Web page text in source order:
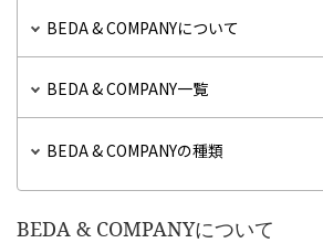
BEDA & COMPANYについて
BEDA & COMPANY一覧
BEDA & COMPANYの種類
BEDA & COMPANYについて